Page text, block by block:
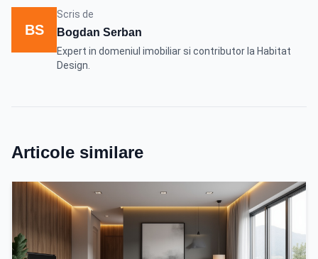
BS
Scris de
Bogdan Serban
Expert in domeniul imobiliar si contributor la Habitat
Design.
Articole similare